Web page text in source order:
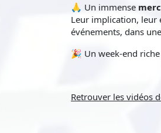
🙏 Un immense
Leur implication, leur
événements, dans
🎉 Un week-end
Retrouver les vidéos